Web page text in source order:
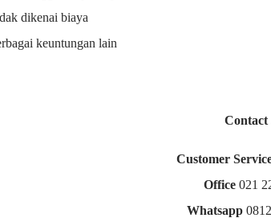
dikenai biaya
keuntungan lain
Contact
Customer
Office 021
Whatsapp